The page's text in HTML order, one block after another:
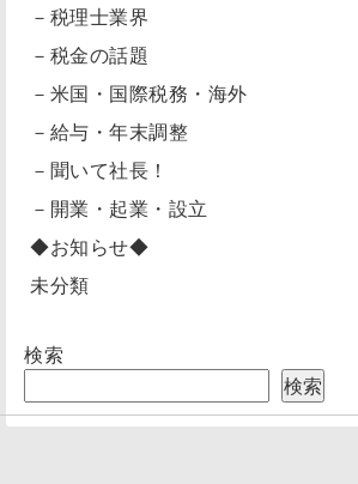
－税理士業界
－税金の話題
－米国・国際税務・海外
－給与・年末調整
－聞いて社長！
－開業・起業・設立
◆お知らせ◆
未分類
検索
検索